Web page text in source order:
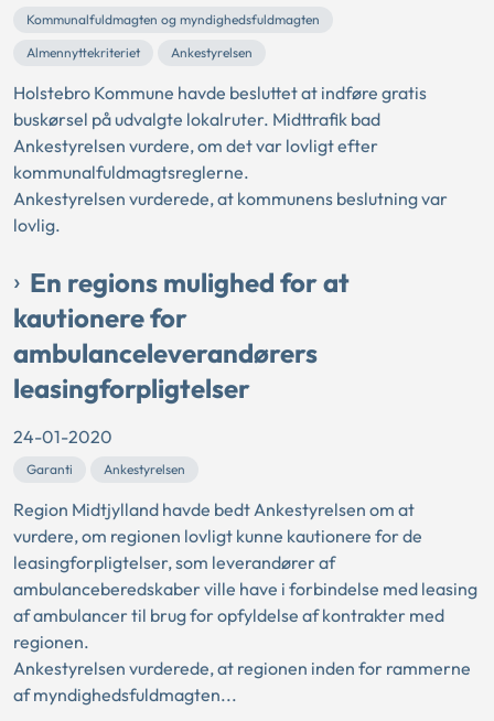
Kommunalfuldmagten og myndighedsfuldmagten
Almennyttekriteriet
Ankestyrelsen
Holstebro Kommune havde besluttet at indføre gratis
buskørsel på udvalgte lokalruter. Midttrafik bad
Ankestyrelsen vurdere, om det var lovligt efter
kommunalfuldmagtsreglerne.
Ankestyrelsen vurderede, at kommunens beslutning var
lovlig.
En regions mulighed for at
kautionere for
ambulanceleverandørers
leasingforpligtelser
24-01-2020
Garanti Ankestyrelsen
Region Midtjylland havde bedt Ankestyrelsen om at
vurdere, om regionen lovligt kunne kautionere for de
leasingforpligtelser, som leverandører af
ambulanceberedskaber ville have i forbindelse med leasing
af ambulancer til brug for opfyldelse af kontrakter med
regionen.
Ankestyrelsen vurderede, at regionen inden for rammerne
af myndighedsfuldmagten...